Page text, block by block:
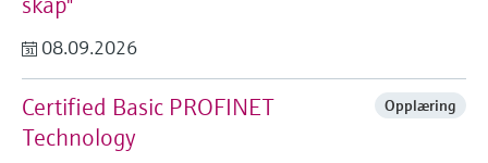
velg ditt relevante industriformål for å sikre
et pålitelig utvalg.
Informasjon om enheten
Få tilgang til spesifikke enhetsopplysninger
(bruksanvisning, teknisk informasjon, nyere
produkter og reservedeler) ved å skrive inn
serienummeret som finnes på enhetens
Handle alt
Fotometre til industrien
mikrobølgeteknologi
Enklere væskeanalyse med
08.09.2026
Certified Basic PROFINET
Technology
Opplæring